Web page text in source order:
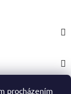
procházením